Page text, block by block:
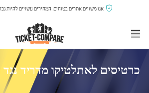
אנו משווים אתרים בטוחים, המחירים עשויים להיות
כרטיסים לאתלטיקו מדריד נגד